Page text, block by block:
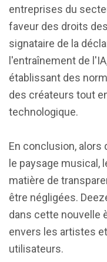
entreprises du
faveur des droits
signataire de la
l'entraînement de
établissant des
des créateurs tout
technologique.
En conclusion,
le paysage musical,
matière de
être négligées.
dans cette nouvelle
envers les artistes
utilisateurs.